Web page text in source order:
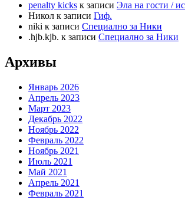
penalty kicks к записи Эла на гости /
Никол к записи Гиф.
niki к записи Специално за Ники
.hjb.kjb. к записи Специално за Ники
Архивы
Январь 2026
Апрель 2023
Март 2023
Декабрь 2022
Ноябрь 2022
Февраль 2022
Ноябрь 2021
Июль 2021
Май 2021
Апрель 2021
Февраль 2021